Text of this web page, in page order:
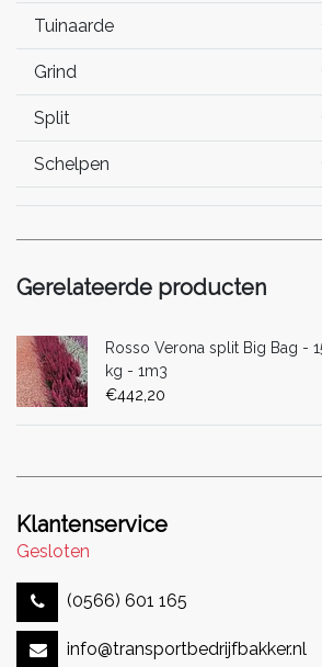
Tuinaarde
Grind
Split
Schelpen
Gerelateerde producten
Rosso Verona split Big Bag -
kg - 1m3
€442,20
Klantenservice
Gesloten
(0566) 601 165
info@transportbedrijfbakker.nl